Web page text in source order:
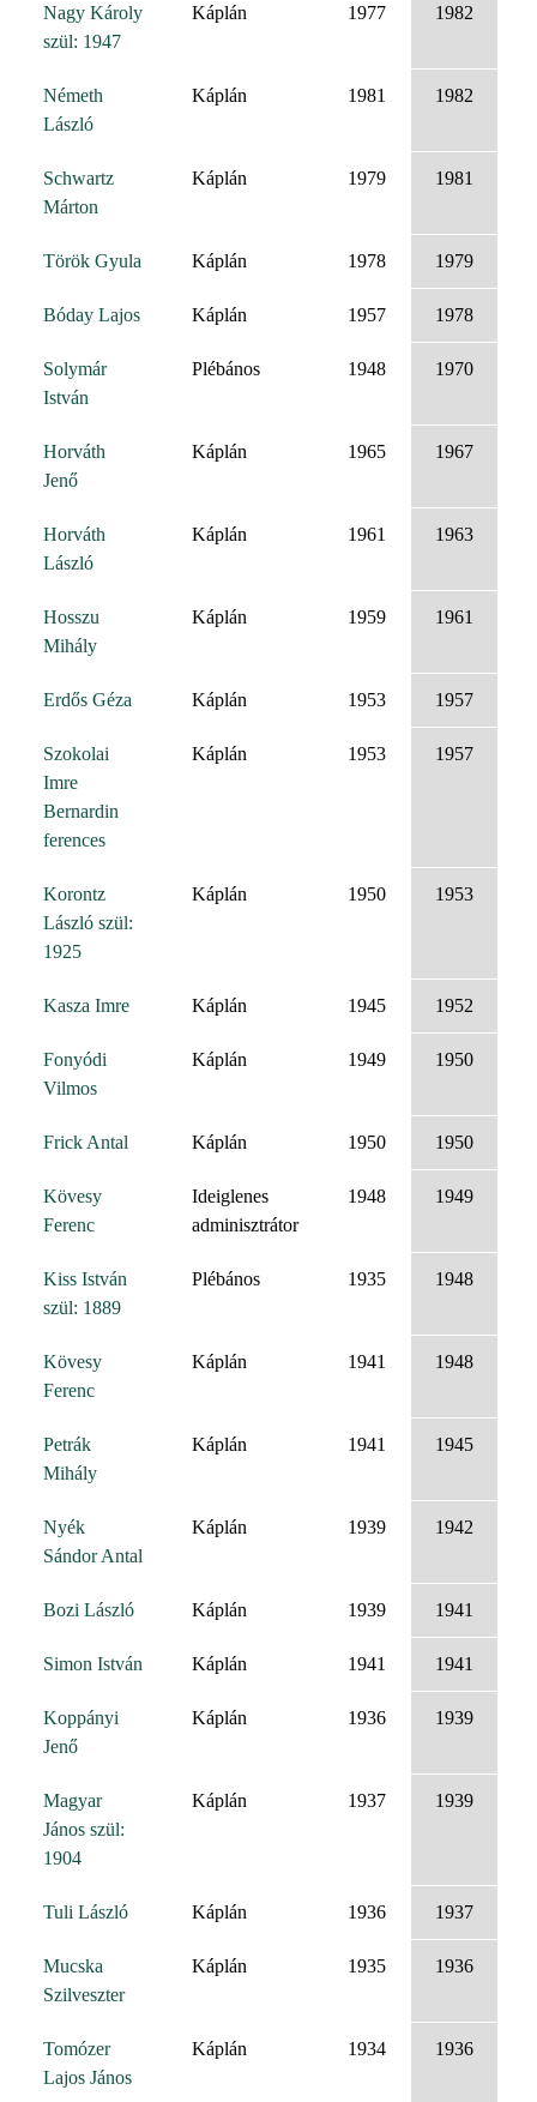
Nagy Károly
szül: 1947
Káplán 1977 1982
Németh
László
Káplán 1981 1982
Schwartz
Márton
Káplán 1979 1981
Török Gyula Káplán 1978 1979
Bóday Lajos Káplán 1957 1978
Solymár
István
Plébános 1948 1970
Horváth
Jenő
Káplán 1965 1967
Horváth
László
Káplán 1961 1963
Hosszu
Mihály
Káplán 1959 1961
Erdős Géza Káplán 1953 1957
Szokolai
Imre
Bernardin
ferences
Káplán 1953 1957
Korontz
László szül:
1925
Káplán 1950 1953
Kasza Imre Káplán 1945 1952
Fonyódi
Vilmos
Káplán 1949 1950
Frick Antal Káplán 1950 1950
Kövesy
Ferenc
Ideiglenes
adminisztrátor
1948 1949
Kiss István
szül: 1889
Plébános 1935 1948
Kövesy
Ferenc
Káplán 1941 1948
Petrák
Mihály
Káplán 1941 1945
Nyék
Sándor Antal
Káplán 1939 1942
Bozi László Káplán 1939 1941
Simon István Káplán 1941 1941
Koppányi
Jenő
Káplán 1936 1939
Magyar
János szül:
1904
Káplán 1937 1939
Tuli László Káplán 1936 1937
Mucska
Szilveszter
Káplán 1935 1936
Tomózer
Lajos János
Káplán 1934 1936